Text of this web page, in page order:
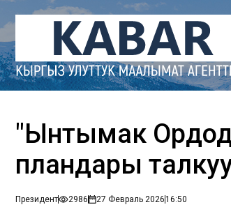
"Ынтымак
пландары
Президент 2986 27 Февраль 202616:50